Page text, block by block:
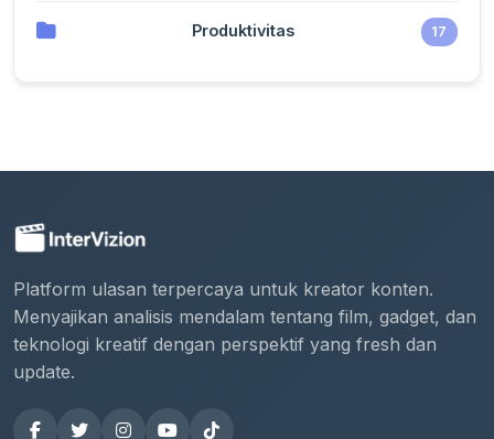
Produktivitas 17
Platform ulasan terpercaya untuk kreator konten.
Menyajikan analisis mendalam tentang film, gadget, dan
teknologi kreatif dengan perspektif yang fresh dan
update.